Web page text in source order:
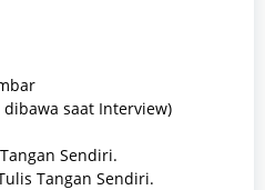
dibawa saat Interview)
Sendiri.
Tangan Sendiri.